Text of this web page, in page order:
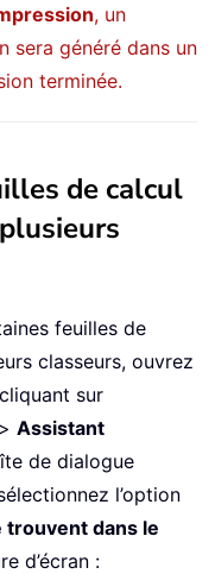
, un
sera généré dans un
terminée.
de calcul
feuilles de
classeurs, ouvrez
sur
> Assistant
de dialogue
l’option
trouvent dans le
d’écran :